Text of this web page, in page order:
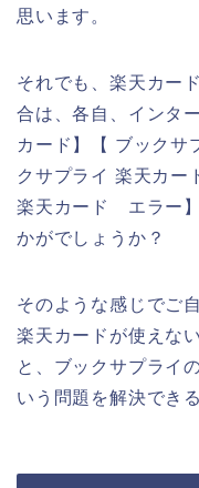
思います。
それでも、楽天カー
合は、各自、インタ
カード】【 ブック
クサプライ 楽天カ
楽天カード エラー
かがでしょうか？
そのような感じでご
楽天カードが使えな
と、ブックサプライ
いう問題を解決でき